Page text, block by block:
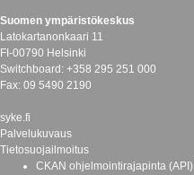
Suomen ympäristökeskus
Latokartanonkaari 11
FI-00790 Helsinki
Switchboard: +358 295 251 000
Fax: 09 5490 2190
syke.fi
Palvelukuvaus
Tietosuojailmoitus
CKAN ohjelmointirajapinta (API)